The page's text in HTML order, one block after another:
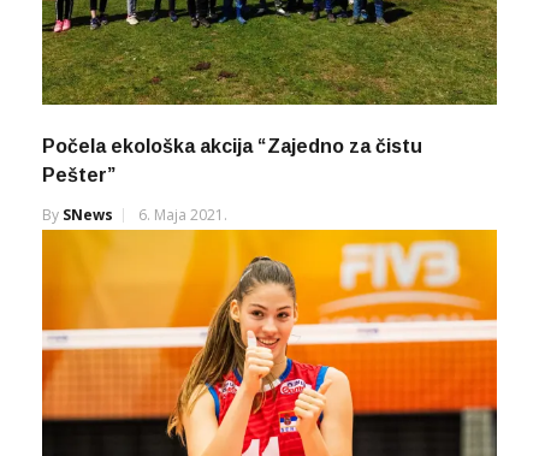
Počela ekološka akcija “Zajedno za čistu
Pešter”
By SNews 6. Maja 2021.